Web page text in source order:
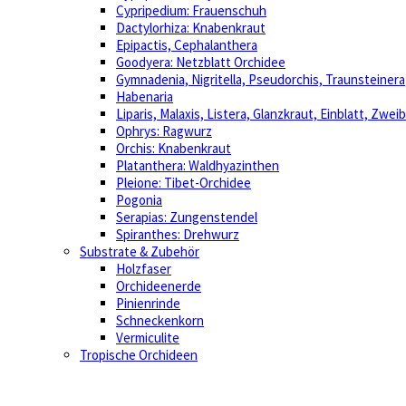
Cypripedium: Frauenschuh
Dactylorhiza: Knabenkraut
Epipactis, Cephalanthera
Goodyera: Netzblatt Orchidee
Gymnadenia, Nigritella, Pseudorchis, Traunsteinera
Habenaria
Liparis, Malaxis, Listera, Glanzkraut, Einblatt,
Ophrys: Ragwurz
Orchis: Knabenkraut
Platanthera: Waldhyazinthen
Pleione: Tibet-Orchidee
Pogonia
Serapias: Zungenstendel
Spiranthes: Drehwurz
Substrate & Zubehör
Holzfaser
Orchideenerde
Pinienrinde
Schneckenkorn
Vermiculite
Tropische Orchideen